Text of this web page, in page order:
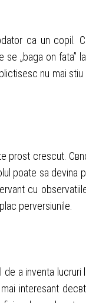
ca un copil.
se „baga оn
nu mai
prost crescut.
poate sa devina
cu
perversiunile.
de a inventa
interesant